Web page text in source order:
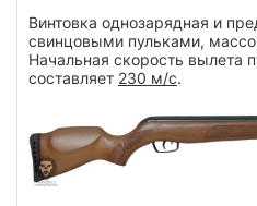
Винтовка однозарядная и
свинцовыми пульками,
Начальная скорость вылета
составляет 230 м/с.